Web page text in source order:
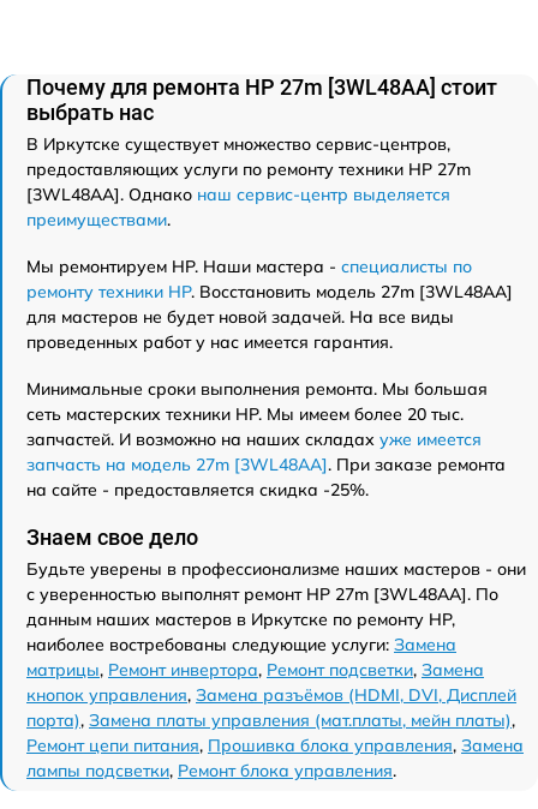
Почему для ремонта HP 27m [3WL48AA] стоит
выбрать нас
В Иркутске существует множество сервис-центров,
предоставляющих услуги по ремонту техники HP 27m
[3WL48AA]. Однако наш сервис-центр выделяется
преимуществами.
Мы ремонтируем HP. Наши мастера - специалисты по
ремонту техники HP. Восстановить модель 27m [3WL48AA]
для мастеров не будет новой задачей. На все виды
проведенных работ у нас имеется гарантия.
Минимальные сроки выполнения ремонта. Мы большая
сеть мастерских техники HP. Мы имеем более 20 тыс.
запчастей. И возможно на наших складах уже имеется
запчасть на модель 27m [3WL48AA]. При заказе ремонта
на сайте - предоставляется скидка -25%.
Знаем свое дело
Будьте уверены в профессионализме наших мастеров - они
с уверенностью выполнят ремонт HP 27m [3WL48AA]. По
данным наших мастеров в Иркутске по ремонту HP,
наиболее востребованы следующие услуги: Замена
матрицы, Ремонт инвертора, Ремонт подсветки, Замена
кнопок управления, Замена разъёмов (HDMI, DVI, Дисплей
порта), Замена платы управления (мат.платы, мейн платы),
Ремонт цепи питания, Прошивка блока управления, Замена
лампы подсветки, Ремонт блока управления.